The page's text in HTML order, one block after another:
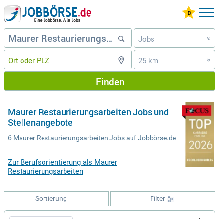
Jobs »
25 km »
Finden
Maurer Restaurierungsarbeiten Jobs und
Stellenangebote
6 Maurer Restaurierungsarbeiten Jobs auf Jobbörse.de
Zur Berufsorientierung als Maurer
Restaurierungsarbeiten
Filter
Sortierung